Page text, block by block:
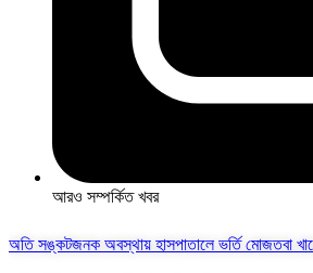
আরও সম্পর্কিত খবর
অতি সঙ্কটজনক অবস্থায় হাসপাতালে ভর্তি মোজতবা